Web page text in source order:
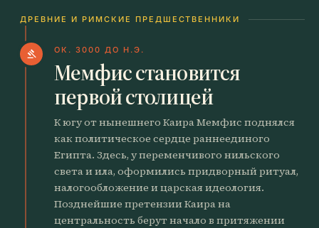
ДРЕВНИЕ И РИМСКИЕ ПРЕДШЕСТВЕННИКИ
gavel ОК. 3000 ДО Н.Э.
Мемфис становится
первой столицей
К югу от нынешнего Каира Мемфис поднялся
как политическое сердце раннеединого
Египта. Здесь, у переменчивого нильского
света и ила, оформились придворный ритуал,
налогообложение и царская идеология.
Позднейшие претензии Каира на
центральность берут начало в притяжении